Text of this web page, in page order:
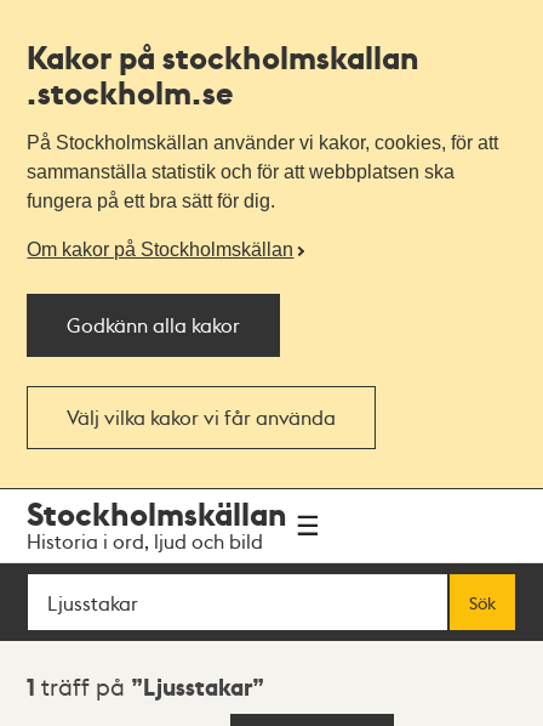
Kakor på stockholmskallan
.stockholm.se
På Stockholmskällan använder vi kakor, cookies, för att
sammanställa statistik och för att webbplatsen ska
fungera på ett bra sätt för dig.
Om kakor på Stockholmskällan
Godkänn alla kakor
Välj vilka kakor vi får använda
navigationen
huvudinnehållet
Stockholmskällan
Historia i ord, ljud och bild
Sök
Sök
Sökresultat
1 träff på Ljusstakar